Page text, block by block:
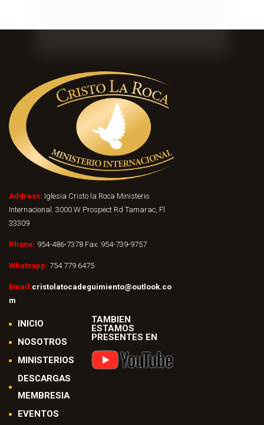
Address: Iglesia Cristo la Roca Ministerio
Internacional. 3000 W Prospect Rd Tamarac, Fl
33309
Phone: 954-486-7378 Fax: 954-739-9757
Whatsapp: 754 779 6475
Email:cristolatocadeguimiento@outlook.co
m
INICIO
NOSOTROS
MINISTERIOS
DESCARGAS
MEMBRESIA
EVENTOS
TAMBIEN
ESTAMOS
PRESENTES EN